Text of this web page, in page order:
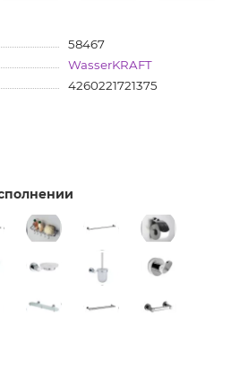
58467
WasserKRAFT
4260221721375